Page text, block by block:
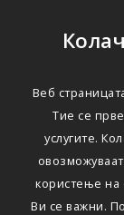
Веб
Тие се
услугите.
користење на
Ви се важни.